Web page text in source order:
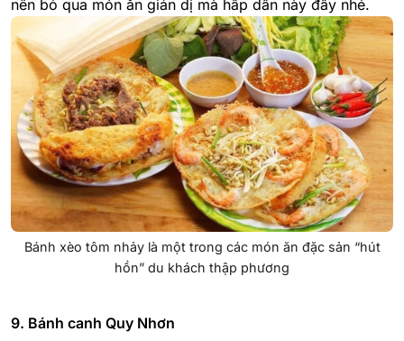
nên bỏ qua món ăn giản dị mà hấp dẫn này đấy nhé.
Bánh xèo tôm nhảy là một trong các món ăn đặc sản “hút
hồn” du khách thập phương
9. Bánh canh Quy Nhơn